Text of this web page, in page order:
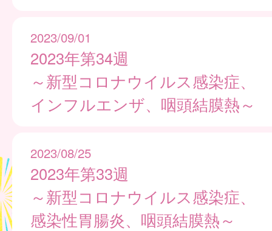
2023/09/01
2023年第34週
～新型コロナウイルス感染症、
インフルエンザ、咽頭結膜熱～
2023/08/25
2023年第33週
～新型コロナウイルス感染症、
感染性胃腸炎、咽頭結膜熱～